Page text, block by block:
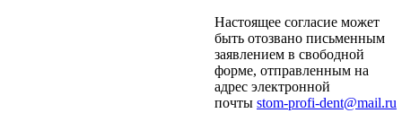
Настоящее согласие может
быть отозвано письменным
заявлением в свободной
форме, отправленным на
адрес электронной
почты stom-profi-dent@mail.ru